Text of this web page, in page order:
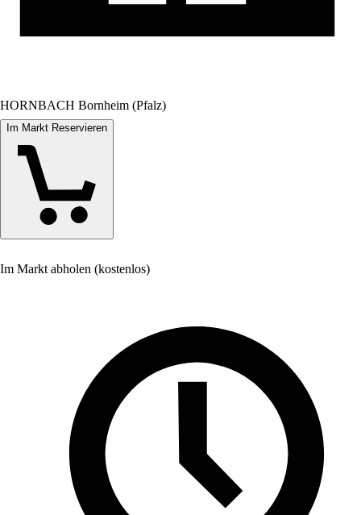
HORNBACH Bornheim (Pfalz)
Im Markt Reservieren
Im Markt abholen (kostenlos)